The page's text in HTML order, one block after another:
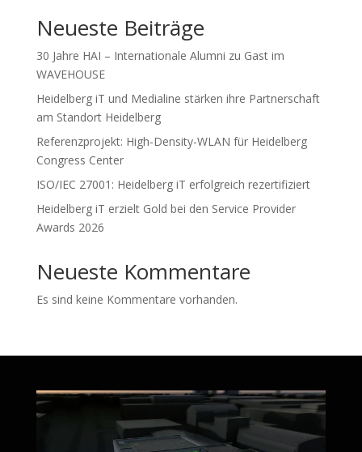
Neueste Beiträge
30 Jahre HAI – Internationale Alumni zu Gast im
WAVEHOUSE
Heidelberg iT und Medialine stärken ihre Partnerschaft
am Standort Heidelberg
Referenzprojekt: High-Density-WLAN für Heidelberg
Congress Center
ISO/IEC 27001: Heidelberg iT erfolgreich rezertifiziert
Heidelberg iT erzielt Gold bei den Service Provider
Awards 2026
Neueste Kommentare
Es sind keine Kommentare vorhanden.